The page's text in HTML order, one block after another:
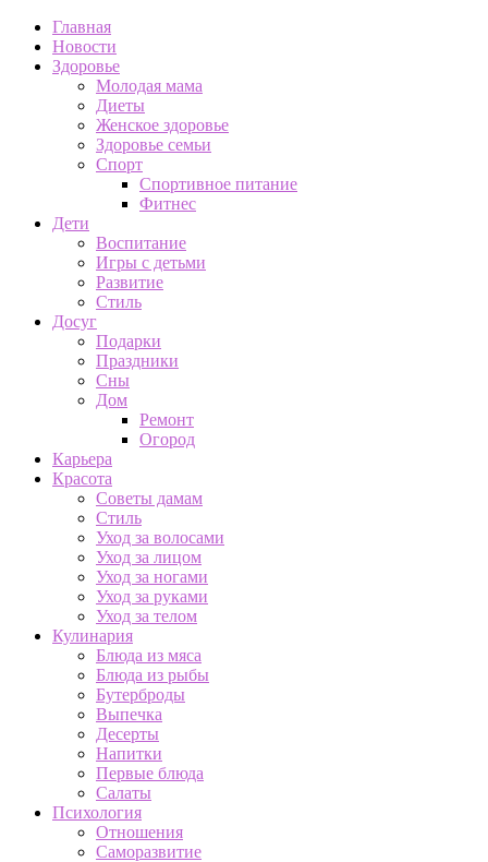
Главная
Новости
Здоровье
Молодая мама
Диеты
Женское здоровье
Здоровье семьи
Спорт
Спортивное питание
Фитнес
Дети
Воспитание
Игры с детьми
Развитие
Стиль
Досуг
Подарки
Праздники
Сны
Дом
Ремонт
Огород
Карьера
Красота
Советы дамам
Стиль
Уход за волосами
Уход за лицом
Уход за ногами
Уход за руками
Уход за телом
Кулинария
Блюда из мяса
Блюда из рыбы
Бутерброды
Выпечка
Десерты
Напитки
Первые блюда
Салаты
Психология
Отношения
Саморазвитие